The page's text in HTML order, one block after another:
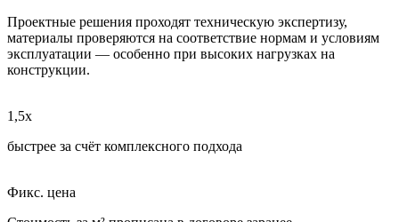
Проектные решения проходят техническую экспертизу,
материалы проверяются на соответствие нормам и условиям
эксплуатации — особенно при высоких нагрузках на
конструкции.
1,5x
быстрее за счёт комплексного подхода
Фикс. цена